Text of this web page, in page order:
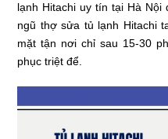
lạnh Hitachi uy tín tại Hà
ngũ thợ sửa tủ lạnh Hitachi
mặt tận nơi chỉ sau 15-30
phục triệt để.